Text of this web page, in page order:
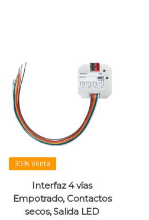
35% Venta
Interfaz 4 vías
Empotrado, Contactos
secos, Salida LED